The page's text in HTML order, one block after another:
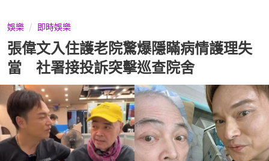
娛樂 即時娛樂
張偉文入住護老院驚爆隱瞞病情護理失
當 社署接投訴突擊巡查院舍